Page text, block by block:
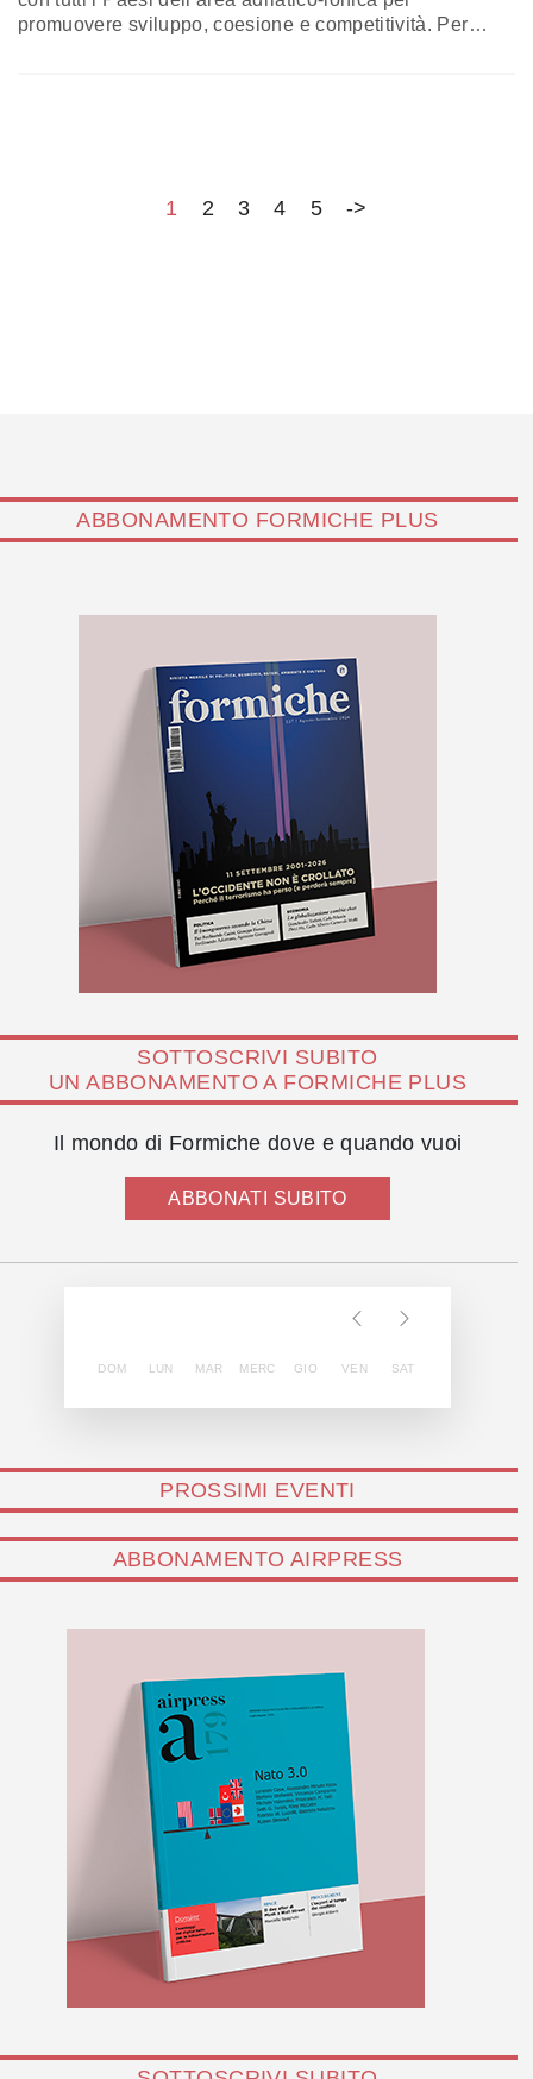
promuovere sviluppo, coesione e competitività. Per
quali investe senza dubbio i Balcani, area in cui
1 2 3 4 5 ->
ABBONAMENTO FORMICHE PLUS
SOTTOSCRIVI SUBITO
UN ABBONAMENTO A FORMICHE PLUS
Il mondo di Formiche dove e quando vuoi
ABBONATI SUBITO
DOM LUN MAR MERC GIO VEN SAT
PROSSIMI EVENTI
ABBONAMENTO AIRPRESS